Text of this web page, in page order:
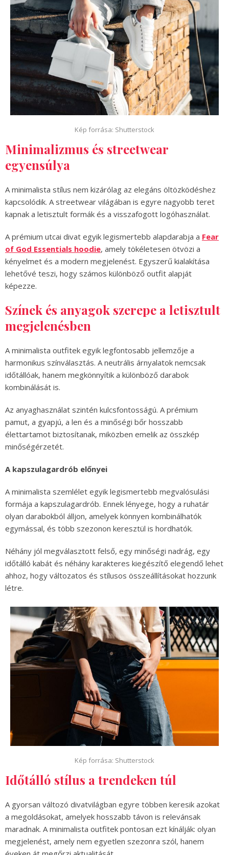
Kép forrása: Shutterstock
Minimalizmus és streetwear
egyensúlya
A minimalista stílus nem kizárólag az elegáns öltözködéshez
kapcsolódik. A streetwear világában is egyre nagyobb teret
kapnak a letisztult formák és a visszafogott logóhasználat.
A prémium utcai divat egyik legismertebb alapdarabja a Fear
of God Essentials hoodie, amely tökéletesen ötvözi a
kényelmet és a modern megjelenést. Egyszerű kialakítása
lehetővé teszi, hogy számos különböző outfit alapját
képezze.
Színek és anyagok szerepe a letisztult
megjelenésben
A minimalista outfitek egyik legfontosabb jellemzője a
harmonikus színválasztás. A neutrális árnyalatok nemcsak
időtállóak, hanem megkönnyítik a különböző darabok
kombinálását is.
Az anyaghasználat szintén kulcsfontosságú. A prémium
pamut, a gyapjú, a len és a minőségi bőr hosszabb
élettartamot biztosítanak, miközben emelik az összkép
minőségérzetét.
A kapszulagardrób előnyei
A minimalista szemlélet egyik legismertebb megvalósulási
formája a kapszulagardrób. Ennek lényege, hogy a ruhatár
olyan darabokból álljon, amelyek könnyen kombinálhatók
egymással, és több szezonon keresztül is hordhatók.
Néhány jól megválasztott felső, egy minőségi nadrág, egy
időtálló kabát és néhány karakteres kiegészítő elegendő lehet
ahhoz, hogy változatos és stílusos összeállításokat hozzunk
létre.
Kép forrása: Shutterstock
Időtálló stílus a trendeken túl
A gyorsan változó divatvilágban egyre többen keresik azokat
a megoldásokat, amelyek hosszabb távon is relevánsak
maradnak. A minimalista outfitek pontosan ezt kínálják: olyan
megjelenést, amely nem egyetlen szezonra szól, hanem